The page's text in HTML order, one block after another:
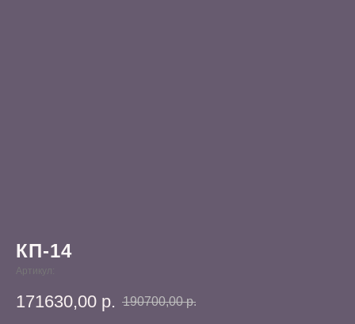
КП-14
Артикул:
171630,00 р. 190700,00 р.